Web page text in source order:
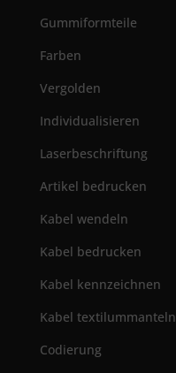
Gummiformteile
Farben
Vergolden
Individualisieren
Laserbeschriftung
Artikel bedrucken
Kabel wendeln
Kabel bedrucken
Kabel kennzeichnen
Kabel textilummanteln
Codierung